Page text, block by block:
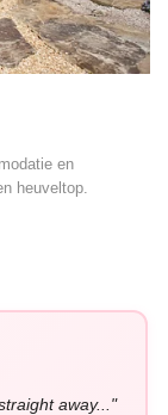
en
heuveltop.
away..."